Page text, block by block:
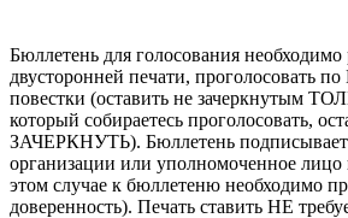
Бюллетень для голосования необходимо
двусторонней печати, проголосовать
повестки (оставить не зачеркнутым
который собираетесь проголосовать,
ЗАЧЕРКНУТЬ). Бюллетень подписывает
организации или уполномоченное лицо
этом случае к бюллетеню необходимо
доверенность). Печать ставить НЕ